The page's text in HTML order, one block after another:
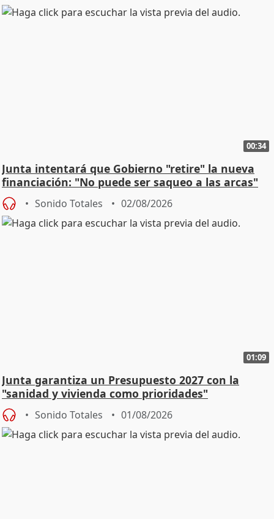
00:34
Junta intentará que Gobierno "retire" la nueva
financiación: "No puede ser saqueo a las arcas"
Sonido Totales 02/08/2026
01:09
Junta garantiza un Presupuesto 2027 con la
"sanidad y vivienda como prioridades"
Sonido Totales 01/08/2026